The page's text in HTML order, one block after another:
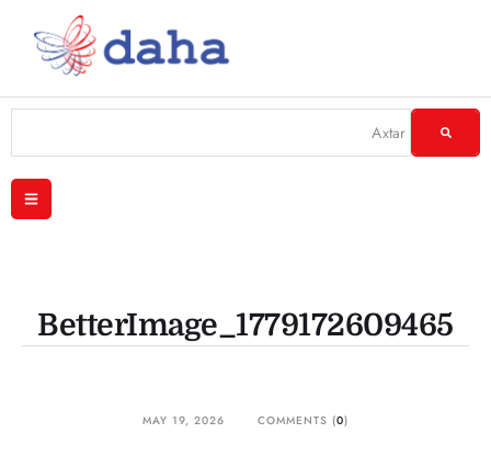
BetterImage_1779172609465
MAY 19, 2026 COMMENTS (0)